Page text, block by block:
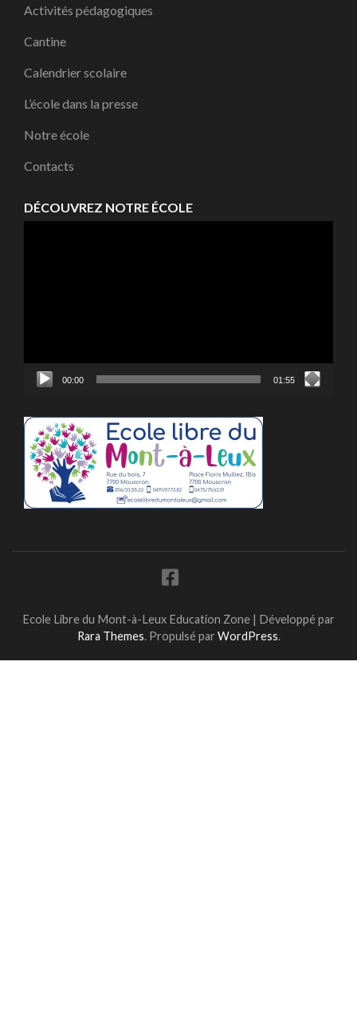
Activités pédagogiques
Cantine
Calendrier scolaire
L’école dans la presse
Notre école
Contacts
DÉCOUVREZ NOTRE ÉCOLE
00:00 01:55
Ecole Libre du Mont-à-Leux Education Zone | Développé par
Rara Themes. Propulsé par WordPress.